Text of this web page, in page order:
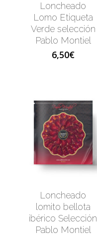
Loncheado
Lomo Etiqueta
Verde selección
Pablo Montiel
6,50€
Loncheado
lomito bellota
ibérico Selección
Pablo Montiel